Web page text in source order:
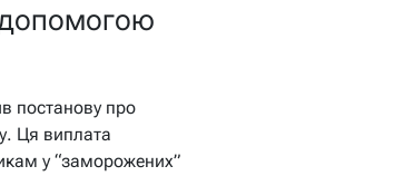
постанову про
Ця виплата
у “заморожених”